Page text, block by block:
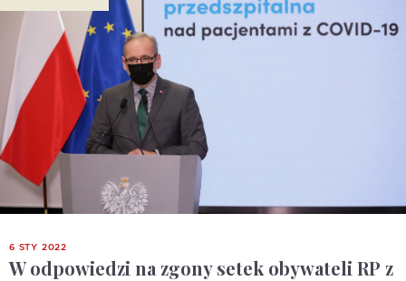
6 STY 2022
W odpowiedzi na zgony setek obywateli RP z